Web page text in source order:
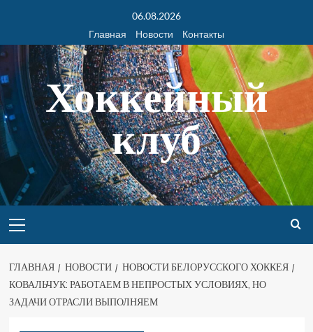
06.08.2026
Главная
Новости Контакты
Хоккейный
клуб
ГЛАВНАЯ НОВОСТИ
НОВОСТИ БЕЛОРУССКОГО ХОККЕЯ
КОВАЛЬЧУК: РАБОТАЕМ В НЕПРОСТЫХ УСЛОВИЯХ, НО
ЗАДАЧИ ОТРАСЛИ ВЫПОЛНЯЕМ